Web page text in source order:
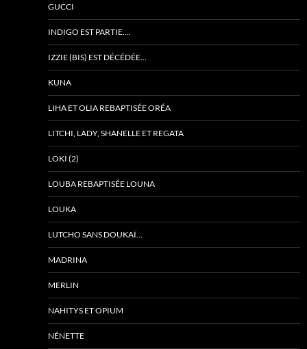
GUCCI
INDIGO EST PARTIE….
IZZIE (BIS) EST DÉCÉDÉE…
KUNA
LIHA ET OLIA REBAPTISÉE ORÉA
LITCHI, LADY, SHANELLE ET REGATA
LOKI (2)
LOUBA REBAPTISÉE LOUNA
LOUKA
LUTCHO SANS DOUKAÏ…
MADRINA
MERLIN
NAHITYS ET OPIUM
NÉNETTE